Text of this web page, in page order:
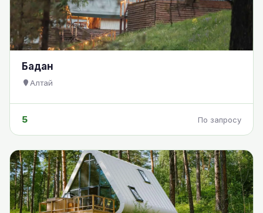
Бадан
Алтай
5 По запросу